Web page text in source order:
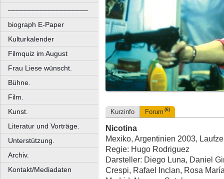
––––––––––––––––––––
biograph E-Paper
Kulturkalender
Filmquiz im August
Frau Liese wünscht.
Bühne.
Film.
Kunst.
Literatur und Vorträge.
Unterstützung.
Archiv.
Kontakt/Mediadaten
Kurzinfo Forum (6)
Nicotina
Mexiko, Argentinien 2003,
Regie: Hugo Rodriguez
Darsteller: Diego Luna, Daniel
Crespi, Rafael Inclan, Rosa